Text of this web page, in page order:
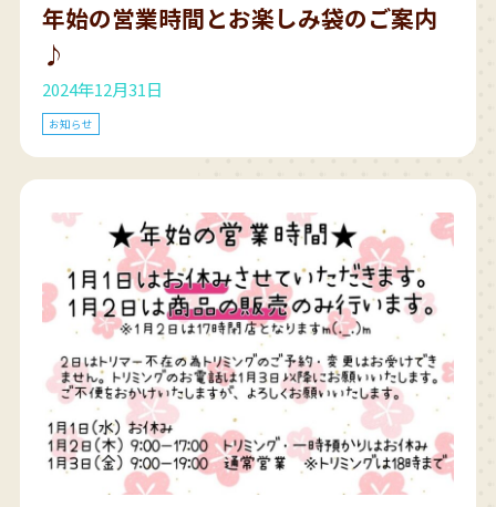
年始の営業時間とお楽しみ袋のご案内
♪
2024年12月31日
お知らせ